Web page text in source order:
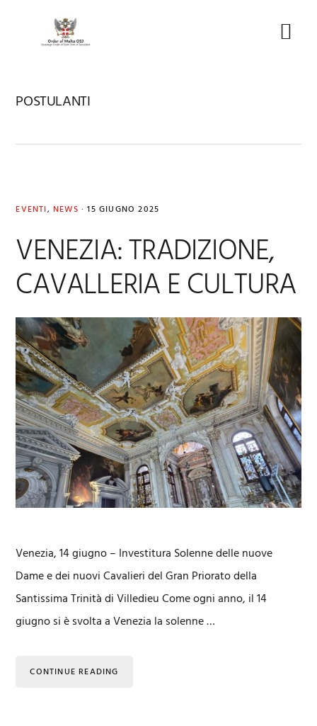
POSTULANTI
EVENTI, NEWS · 15 GIUGNO 2025
VENEZIA: TRADIZIONE,
CAVALLERIA E CULTURA
Venezia, 14 giugno – Investitura Solenne delle nuove
Dame e dei nuovi Cavalieri del Gran Priorato della
Santissima Trinità di Villedieu Come ogni anno, il 14
giugno si è svolta a Venezia la solenne …
CONTINUE READING